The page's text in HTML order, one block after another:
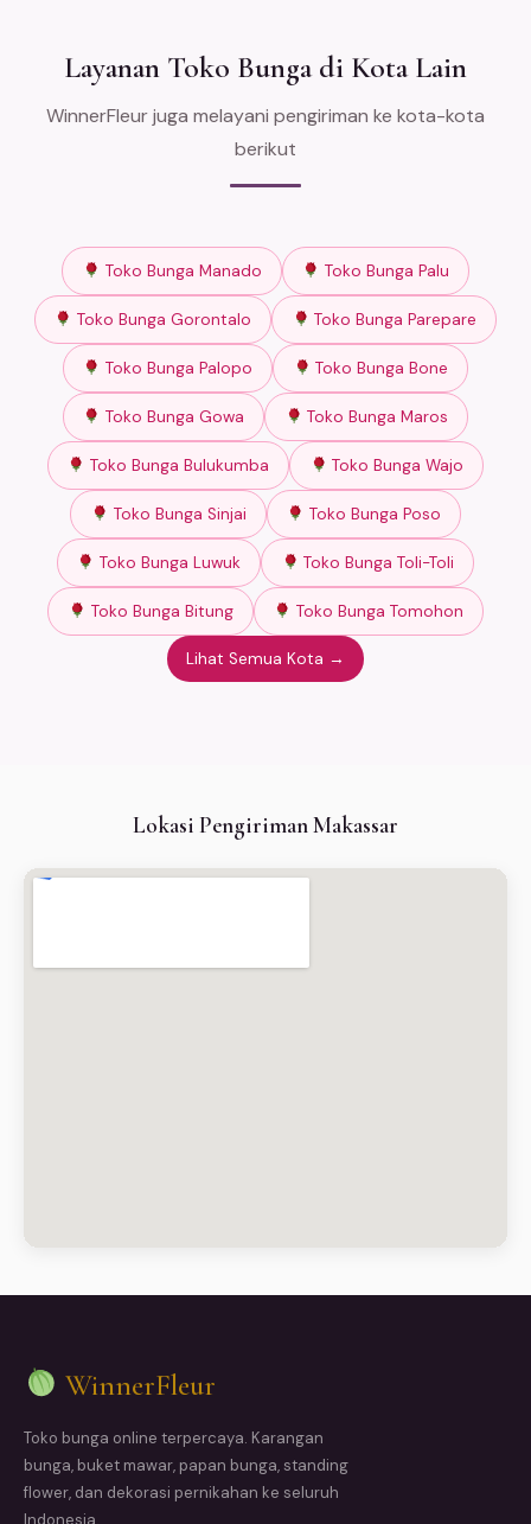
Layanan Toko Bunga di Kota Lain
WinnerFleur juga melayani pengiriman ke kota-kota
berikut
Toko Bunga Manado Toko Bunga Palu
Toko Bunga Gorontalo Toko Bunga Parepare
Toko Bunga Palopo Toko Bunga Bone
Toko Bunga Gowa Toko Bunga Maros
Toko Bunga Bulukumba Toko Bunga Wajo
Toko Bunga Sinjai Toko Bunga Poso
Toko Bunga Luwuk Toko Bunga Toli-Toli
Toko Bunga Bitung Toko Bunga Tomohon
Lihat Semua Kota →
Lokasi Pengiriman Makassar
WinnerFleur
Toko bunga online terpercaya. Karangan
bunga, buket mawar, papan bunga, standing
flower, dan dekorasi pernikahan ke seluruh
Indonesia.